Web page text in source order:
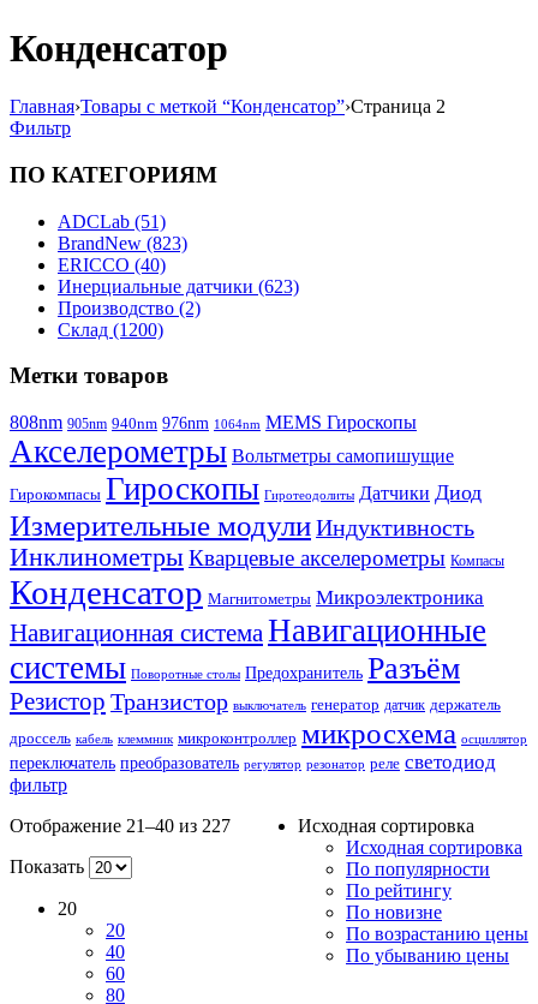
Конденсатор
Главная›Товары с меткой “Конденсатор”›Страница 2
Фильтр
ПО КАТЕГОРИЯМ
ADCLab (51)
BrandNew (823)
ERICCO (40)
Инерциальные датчики (623)
Производство (2)
Склад (1200)
Метки товаров
808nm 905nm 940nm 976nm 1064nm MEMS Гироскопы
Акселерометры Вольтметры самопишущие
Гирокомпасы Гироскопы Гиротеодолиты Датчики Диод
Измерительные модулиИндуктивность
ИнклинометрыКварцевые акселерометры Компасы
Конденсатор Магнитометры Микроэлектроника
Навигационная системаНавигационные
системы Поворотные столы Предохранитель Разъём
Резистор Транзистор выключатель генератор датчик держатель
дроссель кабель клеммник микроконтроллер микросхема осциллятор
переключатель преобразователь регулятор резонатор реле светодиод
фильтр
Отображение 21–40 из 227
Исходная сортировка
Исходная сортировка
По популярности
По рейтингу
По новизне
По возрастанию цены
По убыванию цены
Показать
20
20
40
60
80